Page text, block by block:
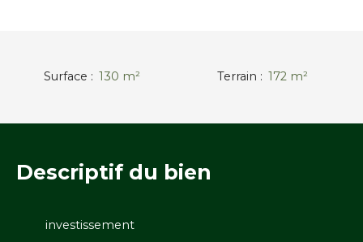
Surface : 130 m² Terrain : 172 m²
Descriptif du bien
investissement